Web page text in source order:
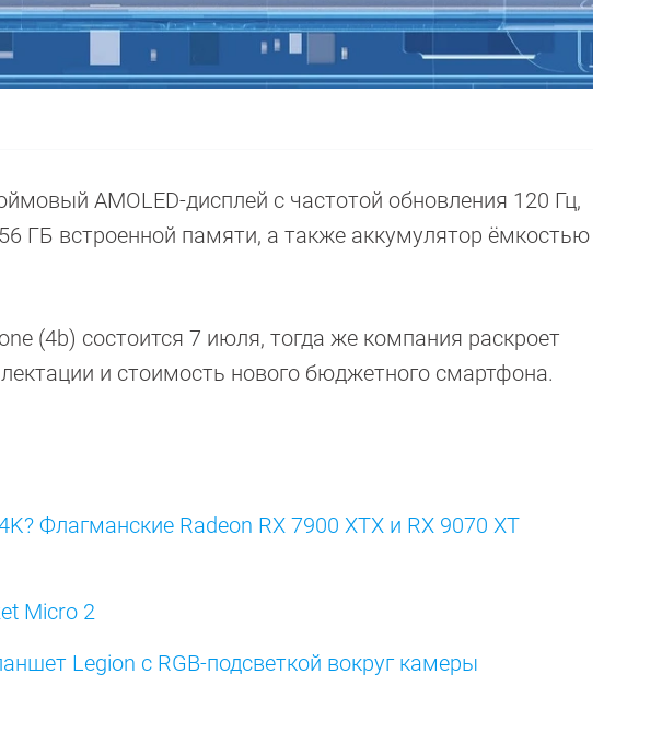
AMOLED-дисплей с частотой обновления 120 Гц,
ГБ встроенной памяти, а также аккумулятор ёмкостью
(4b) состоится 7 июля, тогда же компания раскроет
и стоимость нового бюджетного смартфона.
Флагманские Radeon RX 7900 XTX и RX 9070 XT
Micro 2
Legion с RGB-подсветкой вокруг камеры